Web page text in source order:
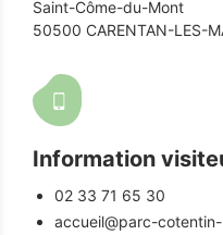
Saint-Côme-du-Mont
50500 CARENTAN-LES-
Information
02 33 71 65 30
accueil@parc-